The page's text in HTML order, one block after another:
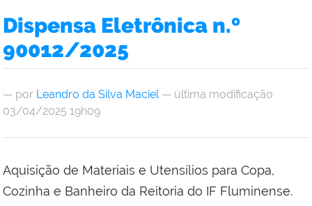
Dispensa Eletrônica n.º
90012/2025
— por Leandro da Silva Maciel— última modificação
03/04/2025 19h09
Aquisição de Materiais e Utensílios para Copa,
Cozinha e Banheiro da Reitoria do IF Fluminense.